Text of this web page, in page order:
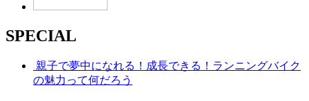
SPECIAL
親子で夢中になれる！成長できる！ランニングバイク
の魅力って何だろう